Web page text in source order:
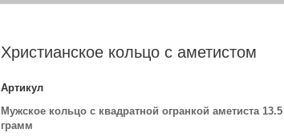
Христианское кольцо с аметистом
Артикул
Мужское кольцо с квадратной огранкой аметиста 13.5
грамм